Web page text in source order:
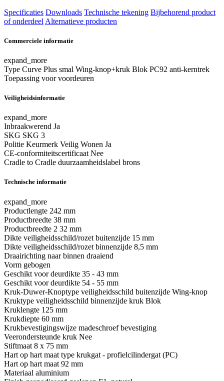
Specificaties Downloads Technische tekening Bijbehorend product
of onderdeel Alternatieve producten
Commerciele informatie
expand_more
Type Curve Plus smal Wing-knop+kruk Blok PC92 anti-kerntrek
Toepassing voor voordeuren
Veiligheidsinformatie
expand_more
Inbraakwerend Ja
SKG SKG 3
Politie Keurmerk Veilig Wonen Ja
CE-conformiteitscertificaat Nee
Cradle to Cradle duurzaamheidslabel brons
Technische informatie
expand_more
Productlengte 242 mm
Productbreedte 38 mm
Productbreedte 2 32 mm
Dikte veiligheidsschild/rozet buitenzijde 15 mm
Dikte veiligheidsschild/rozet binnenzijde 8,5 mm
Draairichting naar binnen draaiend
Vorm gebogen
Geschikt voor deurdikte 35 - 43 mm
Geschikt voor deurdikte 54 - 55 mm
Kruk-Duwer-Knoptype veiligheidsschild buitenzijde Wing-knop
Kruktype veiligheidsschild binnenzijde kruk Blok
Kruklengte 125 mm
Krukdiepte 60 mm
Krukbevestigingswijze madeschroef bevestiging
Veerondersteunde kruk Nee
Stiftmaat 8 x 75 mm
Hart op hart maat type krukgat - profielcilindergat (PC)
Hart op hart maat 92 mm
Materiaal aluminium